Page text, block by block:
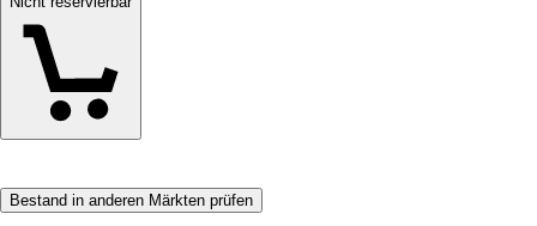
Bestand in anderen Märkten prüfen